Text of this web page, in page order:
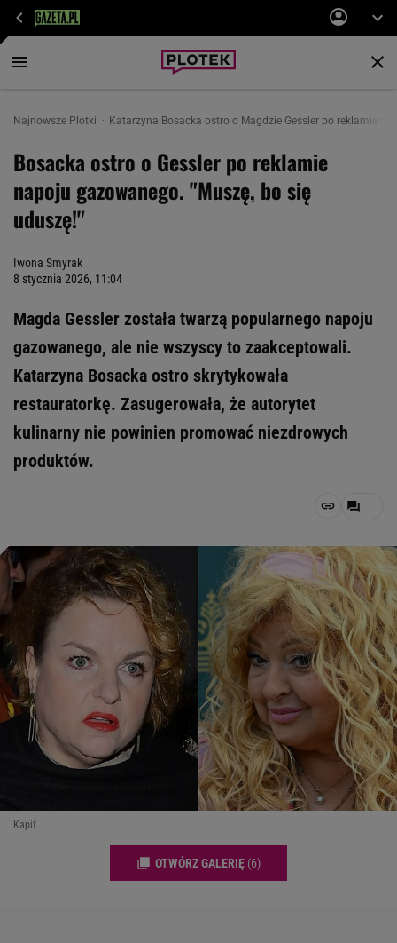
Najnowsze Plotki Katarzyna Bosacka ostro o Magdzie Gessler po reklamie
Bosacka ostro o Gessler po reklamie
napoju gazowanego. "Muszę, bo się
uduszę!"
Iwona Smyrak
8 stycznia 2026, 11:04
Magda Gessler została twarzą popularnego napoju
gazowanego, ale nie wszyscy to zaakceptowali.
Katarzyna Bosacka ostro skrytykowała
restauratorkę. Zasugerowała, że autorytet
kulinarny nie powinien promować niezdrowych
produktów.
Kapif
OTWÓRZ GALERIĘ (6)